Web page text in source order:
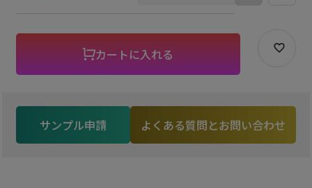
カートに入れる
サンプル申請 よくある質問とお問い合わせ